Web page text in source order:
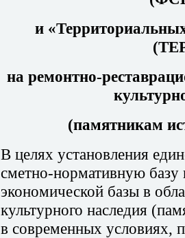
и
на ремонтно-реставрац
(памятникам
В целях установления
сметно-нормативную базу
экономической базы в
культурного наследия
в современных условиях,